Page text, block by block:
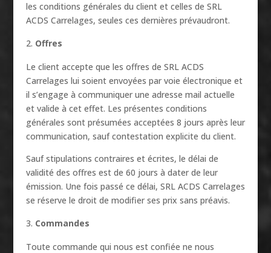
les conditions générales du client et celles de SRL
ACDS Carrelages, seules ces dernières prévaudront.
Offres
Le client accepte que les offres de SRL ACDS
Carrelages lui soient envoyées par voie électronique et
il s’engage à communiquer une adresse mail actuelle
et valide à cet effet. Les présentes conditions
générales sont présumées acceptées 8 jours après leur
communication, sauf contestation explicite du client.
Sauf stipulations contraires et écrites, le délai de
validité des offres est de 60 jours à dater de leur
émission. Une fois passé ce délai, SRL ACDS Carrelages
se réserve le droit de modifier ses prix sans préavis.
Commandes
Toute commande qui nous est confiée ne nous